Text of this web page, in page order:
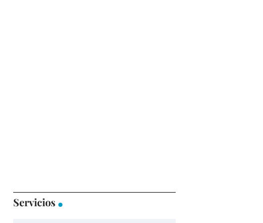
Servicios